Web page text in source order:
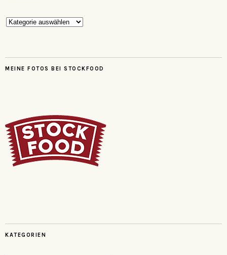
Kategorien
MEINE FOTOS BEI STOCKFOOD
KATEGORIEN